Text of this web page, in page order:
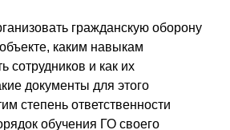
гражданскую оборону
каким навыкам
сотрудников и как их
документы для этого
степень ответственности
обучения ГО своего